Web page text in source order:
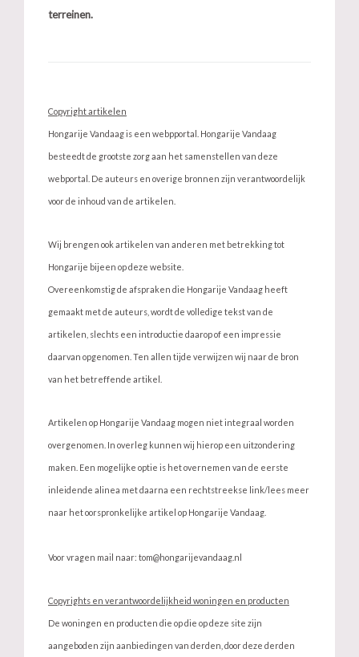
terreinen.
Copyright artikelen
Hongarije Vandaag is een webpportal. Hongarije Vandaag
besteedt de grootste zorg aan het samenstellen van deze
webportal. De auteurs en overige bronnen zijn verantwoordelijk
voor de inhoud van de artikelen.
Wij brengen ook artikelen van anderen met betrekking tot
Hongarije bijeen op deze website.
Overeenkomstig de afspraken die Hongarije Vandaag heeft
gemaakt met de auteurs, wordt de volledige tekst van de
artikelen, slechts een introductie daarop of een impressie
daarvan opgenomen. Ten allen tijde verwijzen wij naar de bron
van het betreffende artikel.
Artikelen op Hongarije Vandaag mogen niet integraal worden
overgenomen. In overleg kunnen wij hierop een uitzondering
maken. Een mogelijke optie is het overnemen van de eerste
inleidende alinea met daarna een rechtstreekse link/lees meer
naar het oorspronkelijke artikel op Hongarije Vandaag.
Voor vragen mail naar: tom@hongarijevandaag.nl
Copyrights en verantwoordelijkheid woningen en producten
De woningen en producten die op die op deze site zijn
aangeboden zijn aanbiedingen van derden, door deze derden